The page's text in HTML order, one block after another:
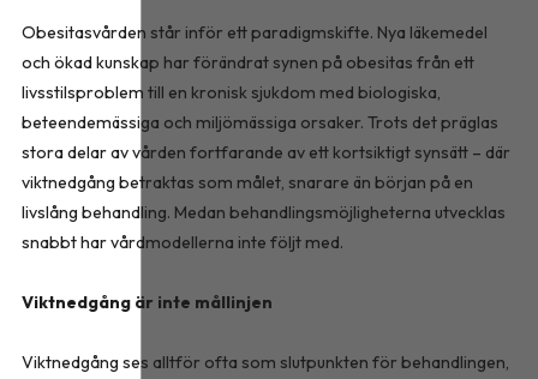
Obesitasvården står inför ett paradigmskifte. Nya läkemedel
och ökad kunskap har förändrat synen på obesitas från ett
livsstilsproblem till en kronisk sjukdom med biologiska,
beteendemässiga och miljömässiga orsaker. Trots det präglas
stora delar av vården fortfarande av ett kortsiktigt synsätt – där
viktnedgång betraktas som målet, snarare än början på en
livslång behandling. Medan behandlingsmöjligheterna utvecklas
snabbt har vårdmodellerna inte följt med.
Viktnedgång är inte mållinjen
Viktnedgång ses alltför ofta som slutpunkten för behandlingen,